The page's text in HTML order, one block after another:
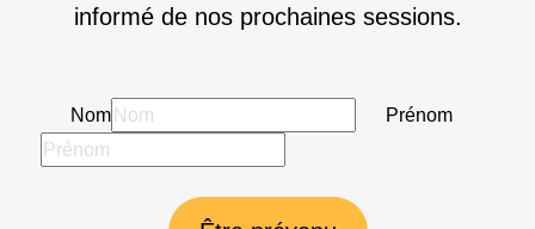
informé de nos prochaines sessions.
Nom Prénom